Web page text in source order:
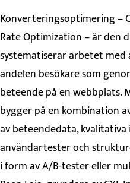
Konverteringsoptimering –
Rate Optimization – är den
systematiserar arbetet
andelen besökare som
beteende på en webbplats.
bygger på en kombination
av beteendedata,
användartester och
i form av A/B-tester eller